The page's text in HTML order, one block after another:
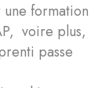
formation
voire plus,
passe